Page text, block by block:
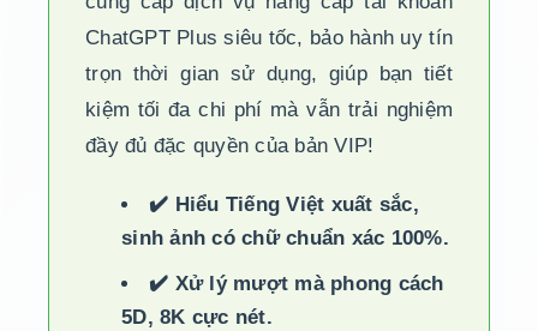
ChatGPT Plus siêu tốc, bảo hành uy tín
trọn thời gian sử dụng, giúp bạn tiết
kiệm tối đa chi phí mà vẫn trải nghiệm
đầy đủ đặc quyền của bản VIP!
✔️ Hiểu Tiếng Việt xuất sắc,
sinh ảnh có chữ chuẩn xác 100%.
✔️ Xử lý mượt mà phong cách
5D, 8K cực nét.